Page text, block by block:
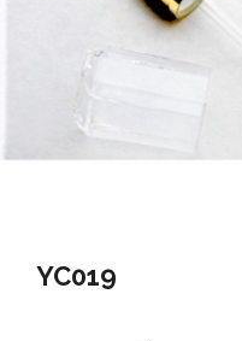
YC019